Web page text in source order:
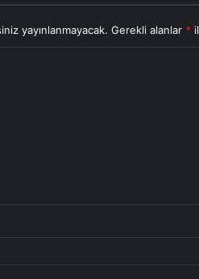
yayınlanmayacak. Gerekli alanlar *